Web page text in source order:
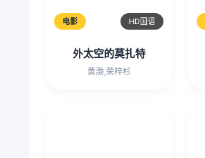
电影 HD国语
外太空的莫扎特
黄渤,荣梓杉